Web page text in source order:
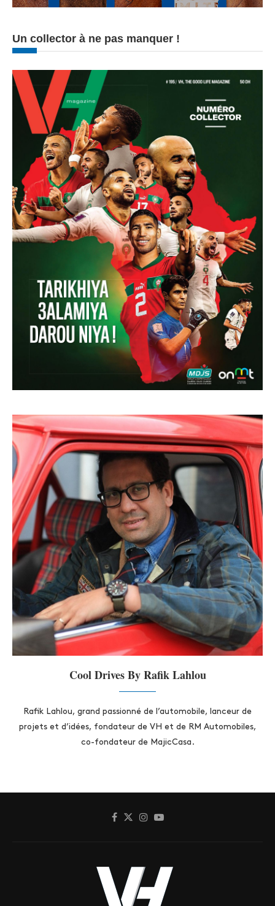
Un collector à ne pas manquer !
Cool Drives By Rafik Lahlou
Rafik Lahlou, grand passionné de l’automobile, lanceur de
projets et d’idées, fondateur de VH et de RM Automobiles,
co-fondateur de MajicCasa.